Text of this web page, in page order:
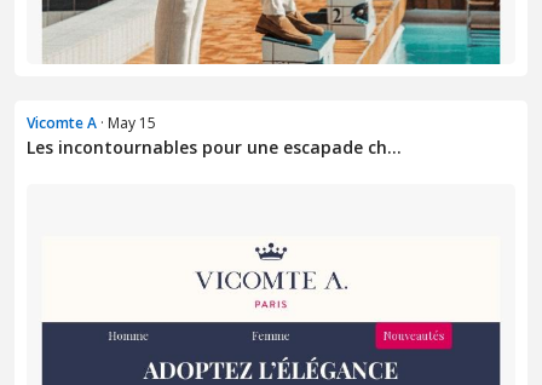
Vicomte A · May 15
Les incontournables pour une escapade ch...